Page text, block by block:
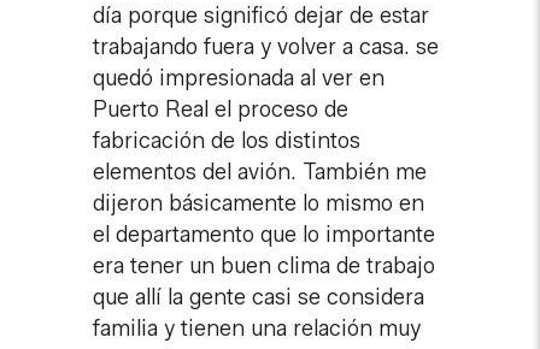
día porque significó dejar de estar
trabajando fuera y volver a casa. se
quedó impresionada al ver en
Puerto Real el proceso de
fabricación de los distintos
elementos del avión. También me
dijeron básicamente lo mismo en
el departamento que lo importante
era tener un buen clima de trabajo
que allí la gente casi se considera
familia y tienen una relación muy